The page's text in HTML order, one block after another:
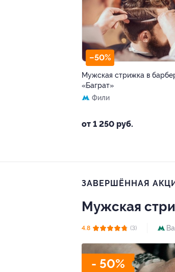
–50%
Мужская стрижка в
«Баграт»
Фили
от 1 250 руб.
ЗАВЕРШЁННАЯ
Мужская
4.8 (3)
- 50%